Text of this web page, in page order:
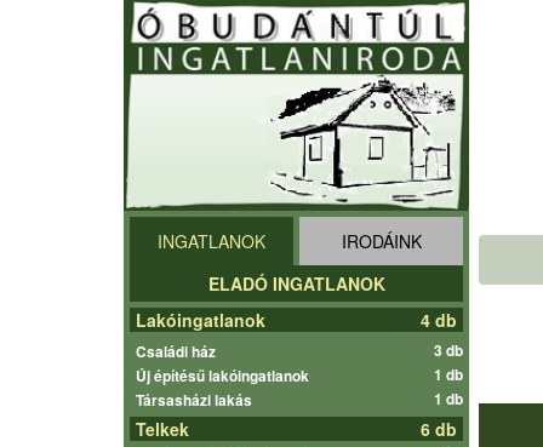
INGATLANOK
IRODÁINK
ELADÓ INGATLANOK
Lakóingatlanok
4 db
Családi ház
3 db
Új építésű lakóingatlanok
1 db
Társasházi lakás
1 db
Telkek 6 db